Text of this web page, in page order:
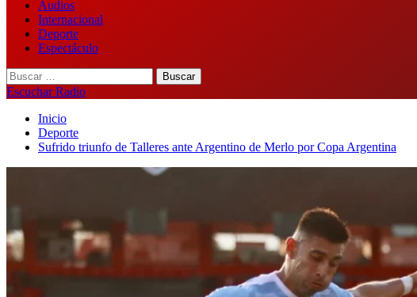
Audios
Internacional
Deporte
Espectáculo
Buscar:
Escuchar Radio
Inicio
Deporte
Sufrido triunfo de Talleres ante Argentino de Merlo por Copa Argentina